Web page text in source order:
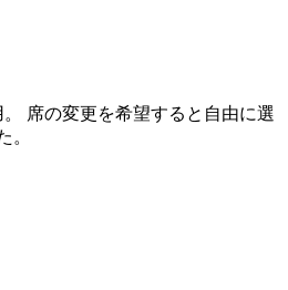
席の変更を希望すると自由に選
。